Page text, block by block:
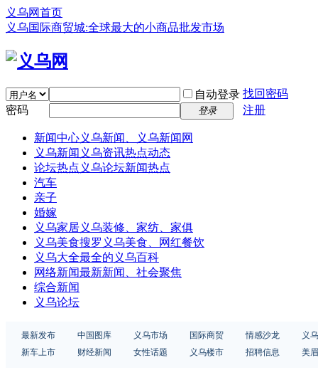
义乌网首页
义乌国际商贸城:全球最大的小商品批发市场
自动登录 找回密码
密码
登录 注册
新闻中心义乌新闻、义乌新闻网
义乌新闻 义乌资讯热点动态
论坛热点 义乌论坛新闻热点
汽车
亲子
婚嫁
义乌家居义乌装修、家纺、家俱
义乌美食搜罗义乌美食、网红餐饮
义乌大全最全的义乌百科
网络新闻最新新闻、社会聚焦
综合新闻
义乌论坛
最新发布 中国图库 义乌市场 国际商贸 情感沙龙
义
新车上市
财经新闻 女性话题 义乌楼市 招聘信息 美